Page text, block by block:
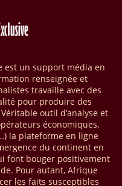
A1-69/02 situé dans
proximité de la frontière avec
d’envergure visant à
Afrique centrale. Baptisé «
durables du Bassin du
$, dont une première
ce qu’indique l’institution
avril. Cette première phase
est un support média en
renseignée et
travaille avec des
pour produire des
outil d’analyse et
économiques,
la plateforme en ligne
du continent en
font bouger positivement
Pour autant, Afrique
les faits susceptibles